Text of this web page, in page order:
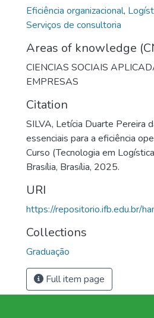
Eficiência organizacional,
Serviços de consultoria
Areas of knowledge
CIENCIAS SOCIAIS
EMPRESAS
Citation
SILVA, Letícia Duarte Pereira
essenciais para a eficiência
Curso (Tecnologia em
Brasília, Brasília, 2025.
URI
https://repositorio.ifb.edu.br/
Collections
Graduação
Full item page